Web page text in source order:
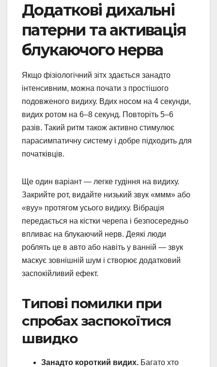
Додаткові дихальні
патерни та активація
блукаючого нерва
Якщо фізіологічний зітх здається занадто
інтенсивним, можна почати з простішого
подовженого видиху. Вдих носом на 4 секунди,
видих ротом на 6–8 секунд. Повторіть 5–6
разів. Такий ритм також активно стимулює
парасимпатичну систему і добре підходить для
початківців.
Ще один варіант — легке гудіння на видиху.
Закрийте рот, видайте низький звук «ммм» або
«вуу» протягом усього видиху. Вібрація
передається на кістки черепа і безпосередньо
впливає на блукаючий нерв. Деякі люди
роблять це в авто або навіть у ванній — звук
маскує зовнішній шум і створює додатковий
заспокійливий ефект.
Типові помилки при
спробах заспокоїтися
швидко
Занадто короткий видих. Багато хто